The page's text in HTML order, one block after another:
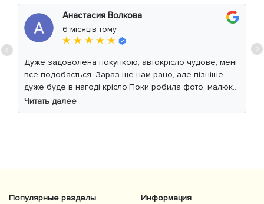
Анастасия Волкова
6 місяців тому
★ ★ ★ ★ ★
Дуже задоволена покупкою, автокрісло чудове, мені
все подобається. Зараз ще нам рано, але пізніше
дуже буде в нагоді крісло.Поки робила фото, малюк
уважно читав інструкцію 😁
Читать далее
Популярные разделы Информация